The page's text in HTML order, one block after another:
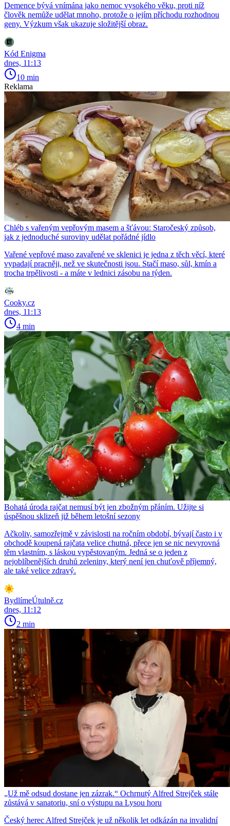
Demence bývá vnímána jako nemoc vysokého věku, proti níž
člověk nemůže udělat mnoho, protože o jejím příchodu rozhodnou
geny. Výzkum však ukazuje složitější obraz.
Kód Enigma
dnes, 11:13
10 min
Reklama
Chléb s vařeným vepřovým masem a šťávou: Staročeský způsob,
jak z jednoduché suroviny udělat pořádné jídlo
Vařené vepřové maso zavařené ve sklenici je jedna z těch věcí, které
vypadají pracněji, než ve skutečnosti jsou. Stačí maso, sůl, kmín a
trocha trpělivosti - a máte v lednici zásobu na týden.
Cooky.cz
dnes, 11:13
4 min
Bohatá úroda rajčat nemusí být jen zbožným přáním. Užijte si
úspěšnou sklizeň již během letošní sezony
Ačkoliv, samozřejmě v závislosti na ročním období, bývají často i v
obchodě koupená rajčata velice chutná, přece jen se nic nevyrovná
těm vlastním, s láskou vypěstovaným. Jedná se o jeden z
nejoblíbenějších druhů zeleniny, který není jen chuťově příjemný,
ale také velice zdravý.
BydlímeÚtulně.cz
dnes, 11:12
2 min
„Už mě odsud dostane jen zázrak.“ Ochrnutý Alfred Strejček stále
zůstává v sanatoriu, sní o výstupu na Lysou horu
Český herec Alfred Strejček je už několik let odkázán na invalidní